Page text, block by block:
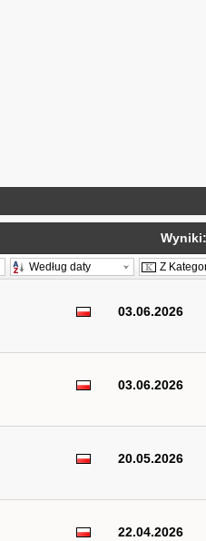
Według daty Z
03.06.2026
03.06.2026
20.05.2026
22.04.2026